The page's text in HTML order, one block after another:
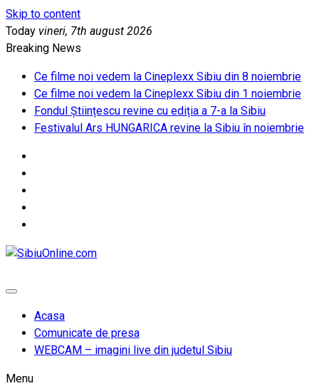
Skip to content
Today vineri, 7th august 2026
Breaking News
Ce filme noi vedem la Cineplexx Sibiu din 8 noiembrie
Ce filme noi vedem la Cineplexx Sibiu din 1 noiembrie
Fondul Științescu revine cu ediția a 7-a la Sibiu
Festivalul Ars HUNGARICA revine la Sibiu în noiembrie
Acasa
Comunicate de presa
WEBCAM – imagini live din judetul Sibiu
Menu